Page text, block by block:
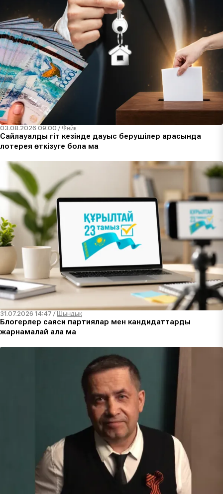
03.08.2026 09:00 /Фейк
Сайлауалды үгіт кезінде дауыс берушілер арасында
лотерея өткізуге бола ма
31.07.2026 14:47 / Шындық
Блогерлер саяси партиялар мен кандидаттарды
жарнамалай ала ма